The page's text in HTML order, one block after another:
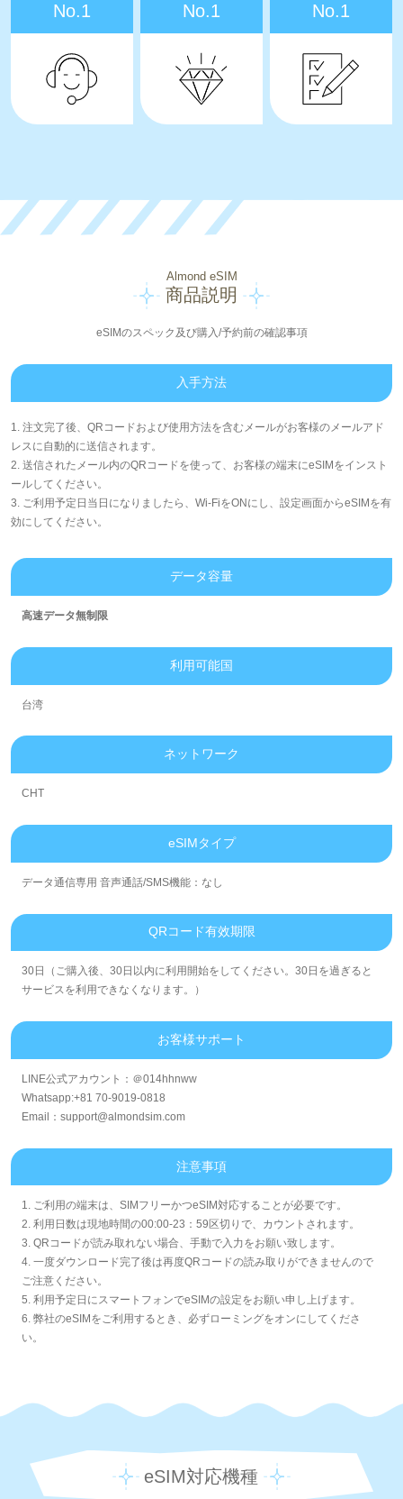
No.1 No.1 No.1
Almond eSIM
商品説明
eSIMのスペック及び購入/予約前の確認事項
入手方法
1. 注文完了後、QRコードおよび使用方法を含むメールがお客様のメールアド
レスに自動的に送信されます。
2. 送信されたメール内のQRコードを使って、お客様の端末にeSIMをインスト
ールしてください。
3. ご利用予定日当日になりましたら、Wi-FiをONにし、設定画面からeSIMを有
効にしてください。
データ容量
高速データ無制限
利用可能国
台湾
ネットワーク
CHT
eSIMタイプ
データ通信専用 音声通話/SMS機能：なし
QRコード有效期限
30日（ご購入後、30日以内に利用開始をしてください。30日を過ぎると
サービスを利用できなくなります。）
お客様サポート
LINE公式アカウント：＠014hhnww
Whatsapp:+81 70-9019-0818
Email：support@almondsim.com
注意事項
1. ご利用の端末は、SIMフリーかつeSIM対応することが必要です。
2. 利用日数は現地時間の00:00-23：59区切りで、カウントされます。
3. QRコードが読み取れない場合、手動で入力をお願い致します。
4. 一度ダウンロード完了後は再度QRコードの読み取りができませんので
ご注意ください。
5. 利用予定日にスマートフォンでeSIMの設定をお願い申し上げます。
6. 弊社のeSIMをご利用するとき、必ずローミングをオンにしてくださ
い。
eSIM対応機種